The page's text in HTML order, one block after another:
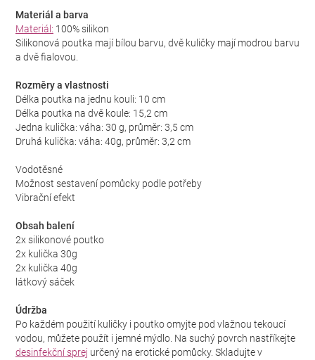
Materiál a barva
Materiál: 100% silikon
Silikonová poutka mají bílou barvu, dvě kuličky mají modrou barvu
a dvě fialovou.
Rozměry a vlastnosti
Délka poutka na jednu kouli: 10 cm
Délka poutka na dvě koule: 15,2 cm
Jedna kulička: váha: 30 g, průměr: 3,5 cm
Druhá kulička: váha: 40g, průměr: 3,2 cm
Vodotěsné
Možnost sestavení pomůcky podle potřeby
Vibrační efekt
Obsah balení
2x silikonové poutko
2x kulička 30g
2x kulička 40g
látkový sáček
Údržba
Po každém použití kuličky i poutko omyjte pod vlažnou tekoucí
vodou, můžete použít i jemné mýdlo. Na suchý povrch nastříkejte
desinfekční sprej určený na erotické pomůcky. Skladujte v